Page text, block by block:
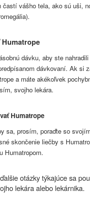
častí vášho tela, ako sú uši,
dávku, aby ste
dávkovaní. Ak si
a máte akékoľvek
svojho lekára.
Humatrope
sa, prosím, poraďte so
skončenie liečby s
Humatropom.
otázky týkajúce sa
lekára alebo lekárnika.